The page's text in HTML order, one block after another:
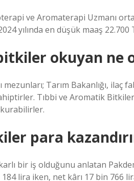
ve Aromaterapi Uzmanı
yılında en düşük maaş
okuyan ne
Tarım Bakanlığı, ilaç
Tıbbi ve Aromatik
para
bir iş olduğunu anlatan
lira iken, net kârı 17 bin 766